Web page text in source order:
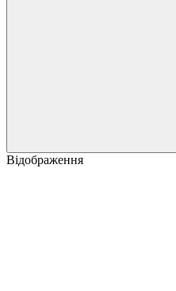
Відображення